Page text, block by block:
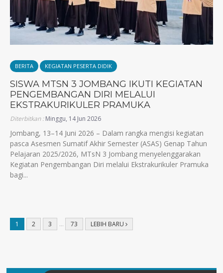
BERITA KEGIATAN PESERTA DIDIK
SISWA MTSN 3 JOMBANG IKUTI KEGIATAN
PENGEMBANGAN DIRI MELALUI
EKSTRAKURIKULER PRAMUKA
Diterbitkan :Minggu, 14 Jun 2026
Jombang, 13–14 Juni 2026 – Dalam rangka mengisi kegiatan
pasca Asesmen Sumatif Akhir Semester (ASAS) Genap Tahun
Pelajaran 2025/2026, MTsN 3 Jombang menyelenggarakan
Kegiatan Pengembangan Diri melalui Ekstrakurikuler Pramuka
bagi...
1 2 3 … 73 LEBIH BARU